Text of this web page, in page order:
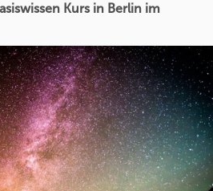
Kurs in Berlin im